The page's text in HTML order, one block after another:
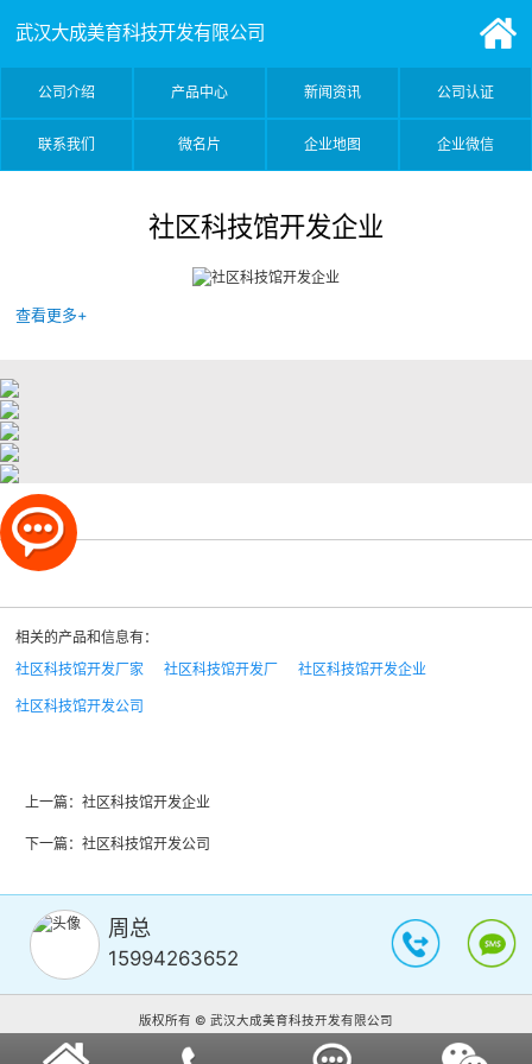
武汉大成美育科技开发有限公司
公司介绍 产品中心 新闻资讯 公司认证
联系我们 微名片 企业地图 企业微信
社区科技馆开发企业
查看更多+
相关的产品和信息有：
社区科技馆开发厂家
社区科技馆开发厂 社区科技馆开发企业
社区科技馆开发公司
上一篇： 社区科技馆开发企业
下一篇： 社区科技馆开发公司
周总
15994263652
版权所有 © 武汉大成美育科技开发有限公司